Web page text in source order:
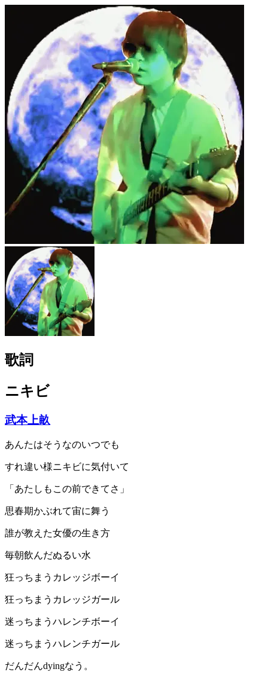
歌詞
ニキビ
武本上畝
あんたはそうなのいつでも
すれ違い様ニキビに気付いて
「あたしもこの前できてさ」
思春期かぶれて宙に舞う
誰が教えた女優の生き方
毎朝飲んだぬるい水
狂っちまうカレッジボーイ
狂っちまうカレッジガール
迷っちまうハレンチボーイ
迷っちまうハレンチガール
だんだんdyingなう。